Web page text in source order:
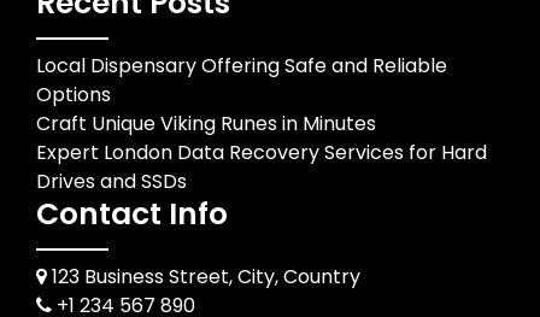
Local Dispensary Offering Safe and Reliable
Options
Craft Unique Viking Runes in Minutes
Expert London Data Recovery Services for Hard
Drives and SSDs
Contact Info
123 Business Street, City, Country
+1 234 567 890